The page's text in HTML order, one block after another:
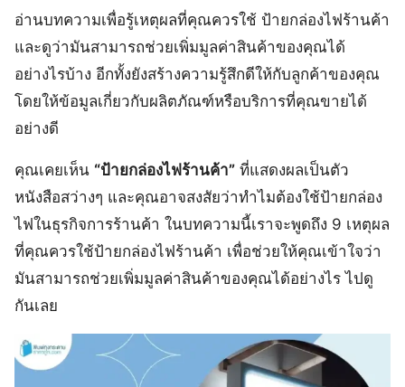
อ่านบทความเพื่อรู้เหตุผลที่คุณควรใช้ ป้ายกล่องไฟร้านค้า
และดูว่ามันสามารถช่วยเพิ่มมูลค่าสินค้าของคุณได้
อย่างไรบ้าง อีกทั้งยังสร้างความรู้สึกดีให้กับลูกค้าของคุณ
โดยให้ข้อมูลเกี่ยวกับผลิตภัณฑ์หรือบริการที่คุณขายได้
อย่างดี
คุณเคยเห็น “ป้ายกล่องไฟร้านค้า” ที่แสดงผลเป็นตัว
หนังสือสว่างๆ และคุณอาจสงสัยว่าทำไมต้องใช้ป้ายกล่อง
ไฟในธุรกิจการร้านค้า ในบทความนี้เราจะพูดถึง 9 เหตุผล
ที่คุณควรใช้ป้ายกล่องไฟร้านค้า เพื่อช่วยให้คุณเข้าใจว่า
มันสามารถช่วยเพิ่มมูลค่าสินค้าของคุณได้อย่างไร ไปดู
กันเลย